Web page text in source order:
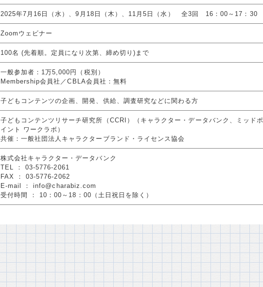
2025年7月16日（水）、9月18日（木）、11月5日（水） 全3回 16：00～17：30
Zoomウェビナー
100名 (先着順。定員になり次第、締め切り)まで
一般参加者：1万5,000円（税別）
Membership会員社／CBLA会員社：無料
子どもコンテンツの企画、開発、供給、調査研究などに関わる方
子どもコンテンツリサーチ研究所（CCRI）（キャラクター・データバンク、ミッドポ
イント ワークラボ）
共催：一般社団法人キャラクターブランド・ライセンス協会
株式会社キャラクター・データバンク
TEL ： 03-5776-2061
FAX ： 03-5776-2062
E-mail ： info@charabiz.com
受付時間 ： 10：00～18：00（土日祝日を除く）